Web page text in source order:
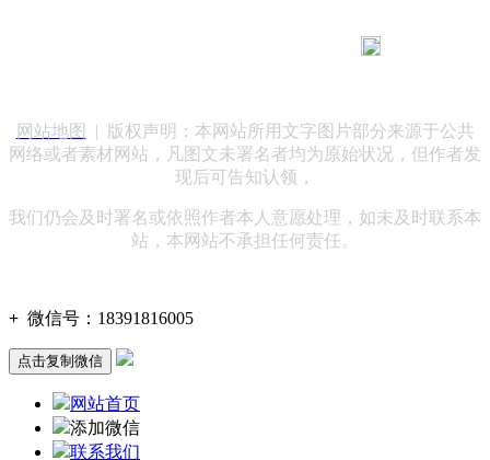
网站地图
| 版权声明：本网站所用文字图片部分来源于公共
网络或者素材网站，凡图文未署名者均为原始状况，但作者发
现后可告知认领，
我们仍会及时署名或依照作者本人意愿处理，如未及时联系本
站，本网站不承担任何责任。
+ 微信号： 18391816005
点击复制微信
网站首页
添加微信
联系我们